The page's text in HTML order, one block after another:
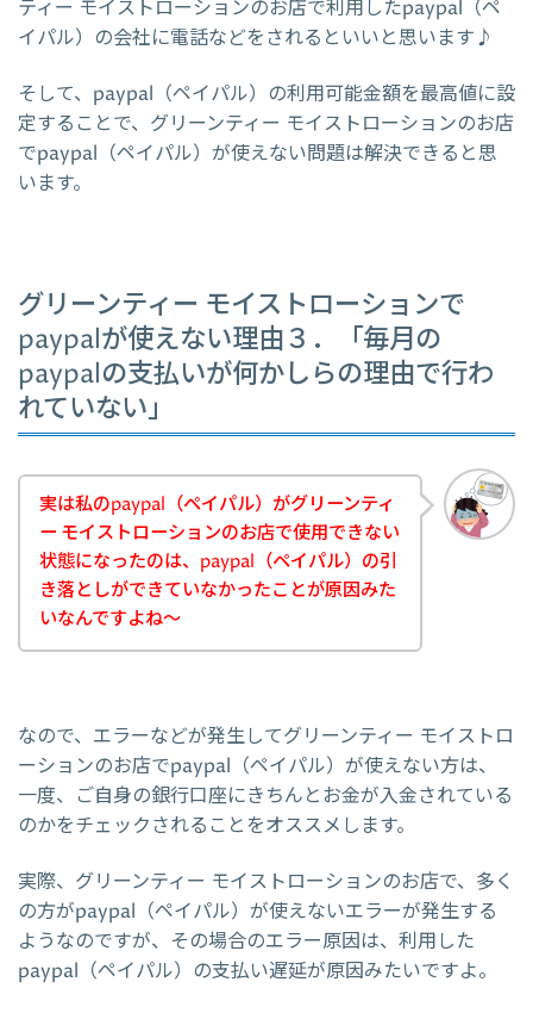
ティー モイストローションのお店で利用したpaypal（ペ
イパル）の会社に電話などをされるといいと思います♪
そして、paypal（ペイパル）の利用可能金額を最高値に設
定することで、グリーンティー モイストローションのお店
でpaypal（ペイパル）が使えない問題は解決できると思
います。
グリーンティー モイストローションで
paypalが使えない理由３．「毎月の
paypalの支払いが何かしらの理由で行わ
れていない」
実は私のpaypal（ペイパル）がグリーンティ
ー モイストローションのお店で使用できない
状態になったのは、paypal（ペイパル）の引
き落としができていなかったことが原因みた
いなんですよね～
なので、エラーなどが発生してグリーンティー モイストロ
ーションのお店でpaypal（ペイパル）が使えない方は、
一度、ご自身の銀行口座にきちんとお金が入金されている
のかをチェックされることをオススメします。
実際、グリーンティー モイストローションのお店で、多く
の方がpaypal（ペイパル）が使えないエラーが発生する
ようなのですが、その場合のエラー原因は、利用した
paypal（ペイパル）の支払い遅延が原因みたいですよ。